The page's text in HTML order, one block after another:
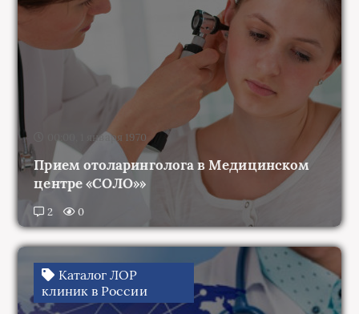
00:00, 1 января 1970
Прием отоларинголога в Медицинском
центре «СОЛО»»
2 0
Каталог ЛОР
клиник в России